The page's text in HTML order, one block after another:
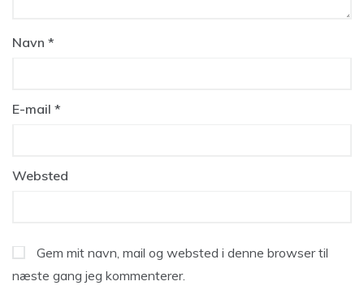
Navn *
E-mail *
Websted
Gem mit navn, mail og websted i denne browser til
næste gang jeg kommenterer.